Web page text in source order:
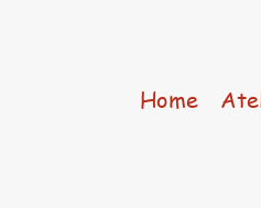
Home